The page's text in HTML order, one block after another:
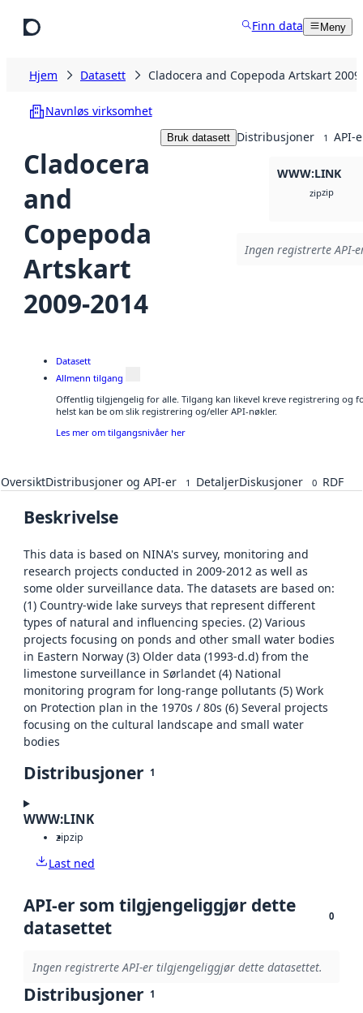
Finn data Meny
Hjem Datasett Cladocera and Copepoda Artskart
Navnløs virksomhet
Cladocera
and
Copepoda
Artskart
2009-2014
Bruk datasett Distribusjoner 1 API-
WWW:LINK
zipzip
Ingen registrerte API-
Datasett
Allmenn tilgang
Offentlig tilgjengelig for alle. Tilgang kan likevel kreve registrering og
helst kan be om slik registrering og/eller API-nøkler.
Les mer om tilgangsnivåer her
OversiktDistribusjoner og API-er 1 DetaljerDiskusjoner 0 RDF
Beskrivelse
This data is based on NINA's survey, monitoring and
research projects conducted in 2009-2012 as well as
some older surveillance data. The datasets are based on:
(1) Country-wide lake surveys that represent different
types of natural and influencing species. (2) Various
projects focusing on ponds and other small water bodies
in Eastern Norway (3) Older data (1993-d.d) from the
limestone surveillance in Sørlandet (4) National
monitoring program for long-range pollutants (5) Work
on Protection plan in the 1970s / 80s (6) Several projects
focusing on the cultural landscape and small water
bodies
Distribusjoner 1
WWW:LINK
zipzip
Last ned
API-er som tilgjengeliggjør dette
datasettet
0
Ingen registrerte API-er tilgjengeliggjør dette datasettet.
Distribusjoner 1